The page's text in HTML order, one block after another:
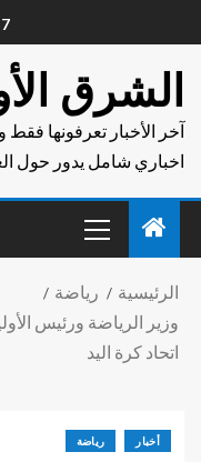
7 أغسطس، 2026
الشرق
آخر الأخبار تعرفونها
اخباري شامل يدور حول
الرئيسية
رياضة
وزير الرياضة ورئيس
اتحاد كرة اليد
أخبار رياضة